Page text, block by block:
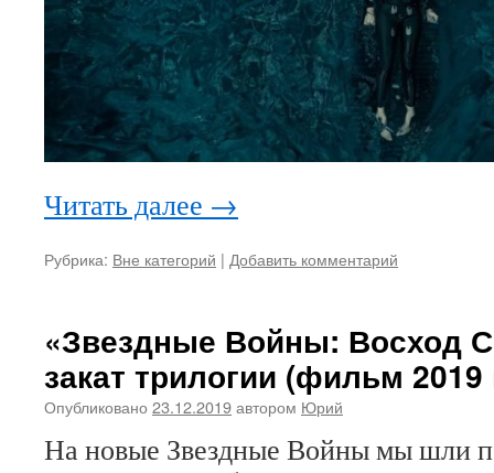
Читать далее →
Рубрика: Вне категорий | Добавить комментарий
«Звездные Войны: Восход
закат трилогии (фильм 2019
Опубликовано 23.12.2019автором Юрий
На новые Звездные Войны мы шли